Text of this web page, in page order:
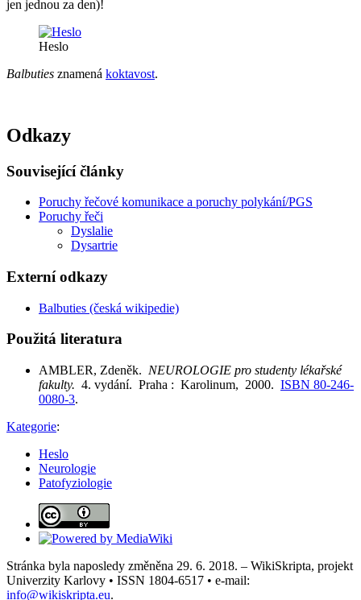
jen jednou za den)!
Heslo
Balbuties znamená koktavost.
Odkazy
Související články
Poruchy řečové komunikace a poruchy polykání/PGS
Poruchy řeči
Dyslalie
Dysartrie
Externí odkazy
Balbuties (česká wikipedie)
Použitá literatura
AMBLER, Zdeněk. NEUROLOGIE pro studenty lékařské
fakulty. 4. vydání. Praha : Karolinum, 2000. ISBN 80-246-
0080-3.
Kategorie:
Heslo
Neurologie
Patofyziologie
Stránka byla naposledy změněna 29. 6. 2018. – WikiSkripta, projekt
Univerzity Karlovy • ISSN 1804-6517 • e-mail:
info@wikiskripta.eu.